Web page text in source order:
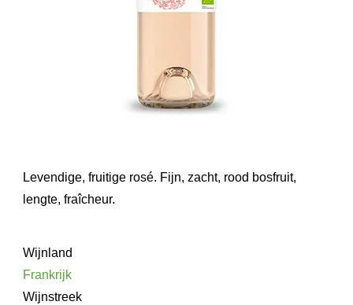
Levendige, fruitige rosé. Fijn, zacht, rood bosfruit,
lengte, fraîcheur.
Wijnland
Frankrijk
Wijnstreek